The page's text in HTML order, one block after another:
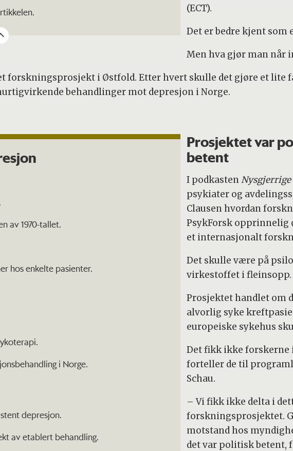
(ECT).
Det er bedre kjent som
Men hva gjør man når
forskningsprosjekt i Østfold. Etter hvert skulle det gjøre et lite
behandlinger mot depresjon i Norge.
av 1970-tallet.
hos enkelte pasienter.
i Norge.
depresjon.
av etablert behandling.
Prosjektet var
betent
I podkastenNysgjerrige
psykiater og
Clausen hvordan
PsykForsk opprinnelig
et internasjonalt
Det skulle være på
virkestoffet i fleinsopp.
Prosjektet handlet om
alvorlig syke
europeiske sykehus
Det fikk ikke
forteller de til
Schau.
– Vi fikk ikke delta i
forskningsprosjektet.
motstand hos
det var politisk betent,